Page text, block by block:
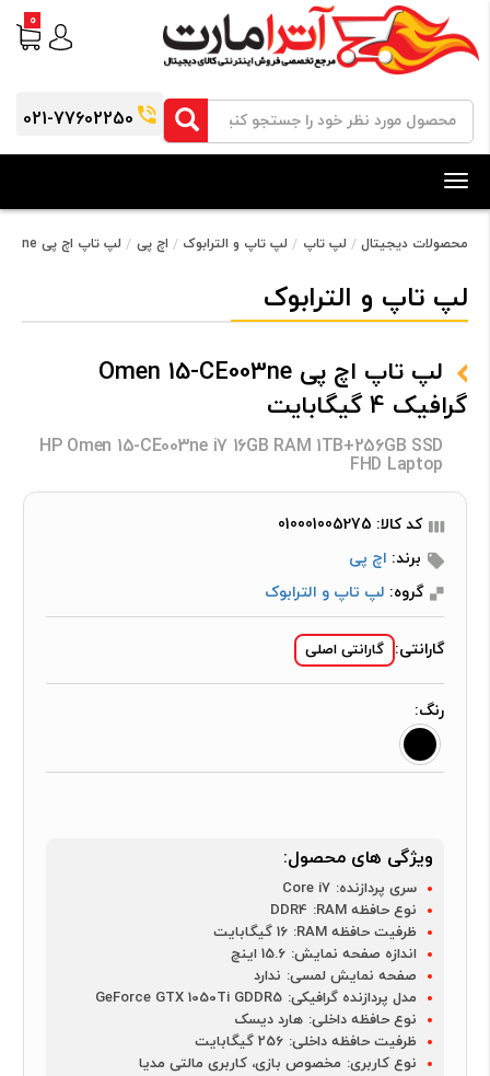
021-77602250
0
Toggle
navigation
محصولات دیجیتال لپ تاپ لپ تاپ و الترابوک اچ پی لپ تاپ اچ پی Omen 15-CE003ne گرافیک 4 گیگابایت
لپ تاپ و الترابوک
لپ تاپ اچ پی Omen 15-CE003ne
گرافیک 4 گیگابایت
HP Omen 15-CE003ne i7 16GB RAM 1TB+256GB SSD
FHD Laptop
کد کالا: 010001005275
برند: اچ پی
گروه: لپ تاپ و الترابوک
گارانتی: گارانتی اصلی
رنگ:
ویژگی های محصول:
سری پردازنده: Core i7
نوع حافظه RAM:
DDR4
ظرفیت حافظه RAM:
16 گیگابایت
اندازه صفحه نمایش: 15.6 اینچ
صفحه نمایش لمسی: ندارد
مدل پردازنده گرافیکی: GeForce GTX 1050Ti GDDR5
نوع حافظه داخلی: هارد دیسک
ظرفیت حافظه داخلی: 256 گیگابایت
نوع کاربری: مخصوص بازی، کاربری مالتی مدیا